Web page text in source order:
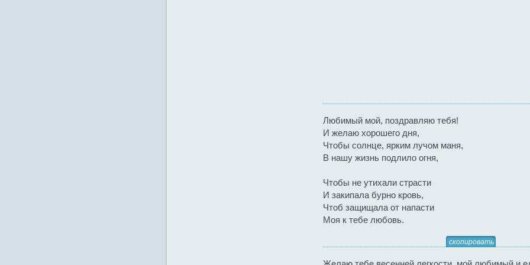
Любимый мой, поздравляю тебя!
И желаю хорошего дня,
Чтобы солнце, ярким лучом маня,
В нашу жизнь подлило огня,
Чтобы не утихали страсти
И закипала бурно кровь,
Чтоб защищала от напасти
Моя к тебе любовь.
скопировать